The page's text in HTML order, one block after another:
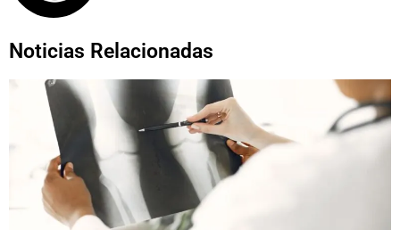
Noticias Relacionadas